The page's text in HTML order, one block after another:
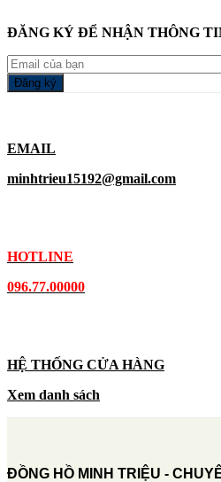
ĐĂNG KÝ ĐỂ NHẬN THÔNG
EMAIL
minhtrieu15192@gmail.com
HOTLINE
096.77.00000
HỆ THỐNG CỬA HÀNG
Xem danh sách
ĐỒNG HỒ MINH TRIỆU -